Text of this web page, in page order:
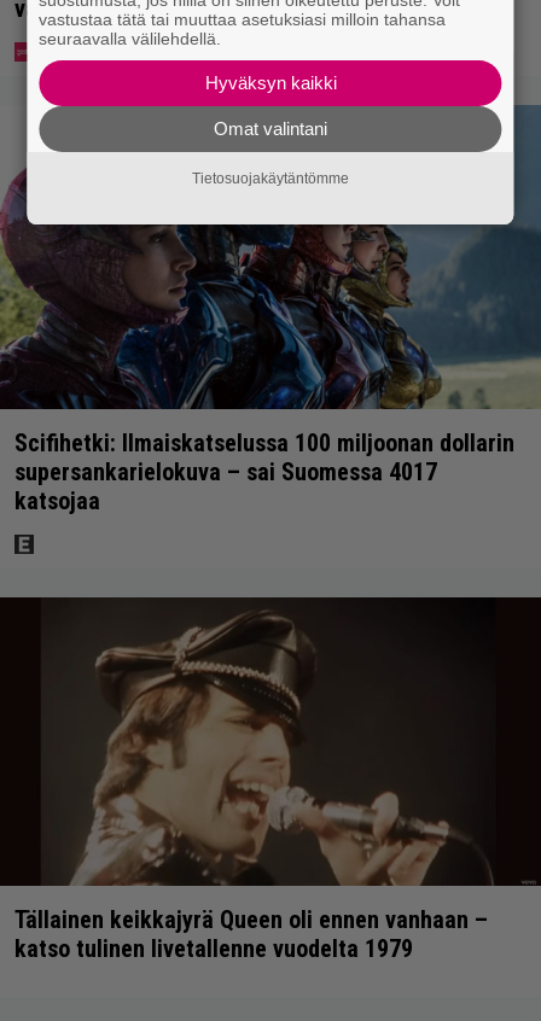
vakavaan kansansairauteen
Scifihetki: Ilmaiskatselussa 100 miljoonan dollarin
supersankarielokuva – sai Suomessa 4017
katsojaa
Tällainen keikkajyrä Queen oli ennen vanhaan –
katso tulinen livetallenne vuodelta 1979
vastustaa tätä tai muuttaa asetuksiasi milloin tahansa
seuraavalla välilehdellä.
Hyväksyn kaikki
Omat valintani
Tietosuojakäytäntömme